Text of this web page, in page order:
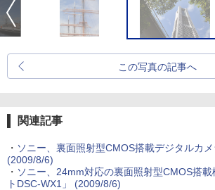
この写真の記事へ
関連記事
・ ソニー、裏面照射型CMOS搭載デジタルカ
(2009/8/6)
・ ソニー、24mm対応の裏面照射型CMOS搭
トDSC-WX1」 (2009/8/6)